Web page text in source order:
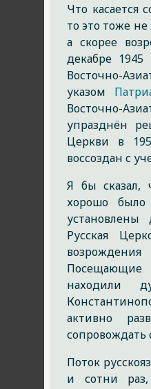
Что касается
то это тоже
а скорее
декабре
Восточно-
указом
Восточно-
упразднён
Церкви в
воссоздан с
Я бы сказал,
хорошо
Русская
Посещающие
находили
активно
сопровождать
Поток
и сотни раз,